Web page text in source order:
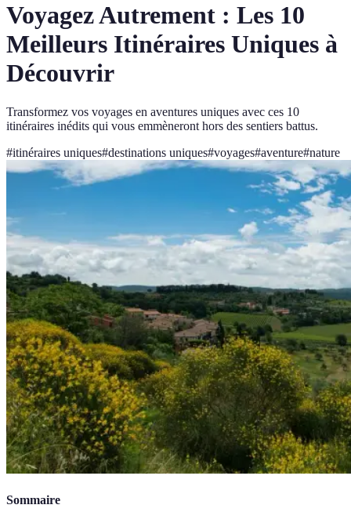
Voyagez Autrement : Les 10
Meilleurs Itinéraires Uniques à
Découvrir
Transformez vos voyages en aventures uniques avec ces 10
itinéraires inédits qui vous emmèneront hors des sentiers battus.
#itinéraires uniques#destinations uniques#voyages#aventure#nature
Sommaire